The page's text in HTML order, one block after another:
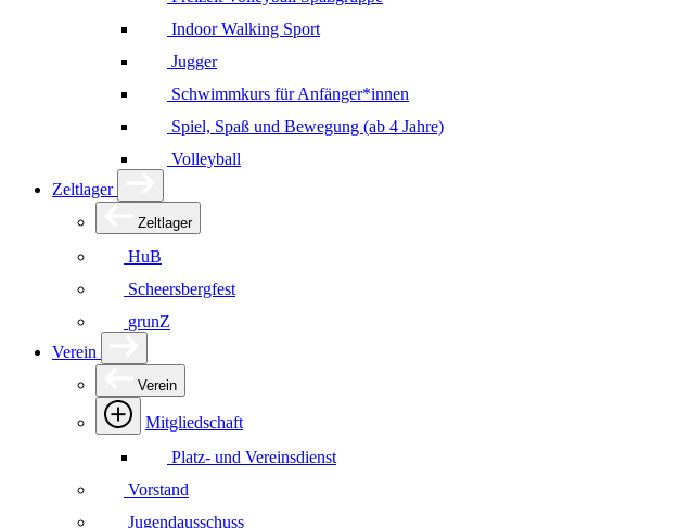
Indoor Walking Sport
Jugger
Schwimmkurs für Anfänger*innen
Spiel, Spaß und Bewegung (ab 4 Jahre)
Volleyball
Zeltlager
Zeltlager
HuB
Scheersbergfest
grunZ
Verein
Verein
Mitgliedschaft
Platz- und Vereinsdienst
Vorstand
Jugendausschuss